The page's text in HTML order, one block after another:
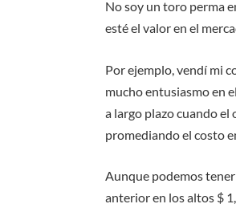
No soy un toro perma
esté el valor en el
Por ejemplo, vendí mi
mucho entusiasmo en
a largo plazo cuando el
promediando el costo
Aunque podemos
anterior en los altos $